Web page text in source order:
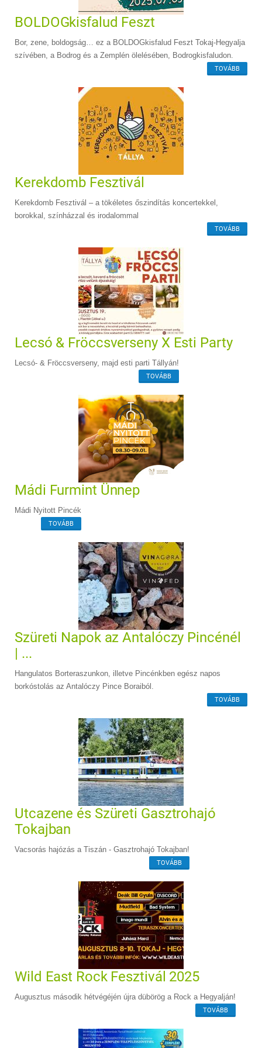
BOLDOGkisfalud Feszt
Bor, zene, boldogság… ez a BOLDOGkisfalud Feszt Tokaj-Hegyalja
szívében, a Bodrog és a Zemplén ölelésében, Bodrogkisfaludon.
TOVÁBB
Kerekdomb Fesztivál
Kerekdomb Fesztivál – a tökéletes őszindítás koncertekkel,
borokkal, színházzal és irodalommal
TOVÁBB
Lecsó & Fröccsverseny X Esti Party
Lecsó- & Fröccsverseny, majd esti parti Tállyán!
TOVÁBB
Mádi Furmint Ünnep
Mádi Nyitott Pincék
TOVÁBB
Szüreti Napok az Antalóczy Pincénél
| ...
Hangulatos Borteraszunkon, illetve Pincénkben egész napos
borkóstolás az Antalóczy Pince Boraiból.
TOVÁBB
Utcazene és Szüreti Gasztrohajó
Tokajban
Vacsorás hajózás a Tiszán - Gasztrohajó Tokajban!
TOVÁBB
Wild East Rock Fesztivál 2025
Augusztus második hétvégéjén újra dübörög a Rock a Hegyalján!
TOVÁBB